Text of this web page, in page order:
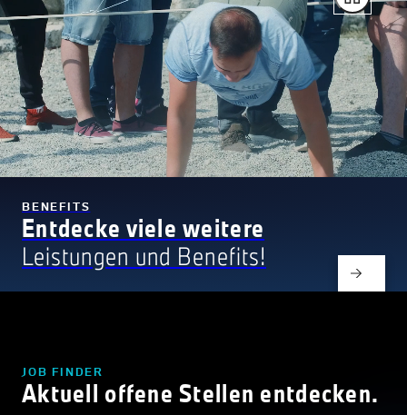
BENEFITS
Entdecke viele weitere
Leistungen und Benefits!
JOB FINDER
Aktuell offene Stellen entdecken.